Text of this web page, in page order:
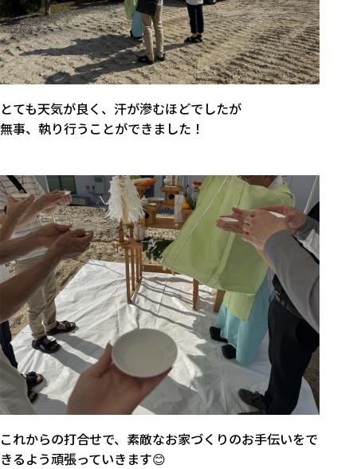
とても天気が良く、汗が滲むほどでしたが
無事、執り行うことができました！
これからの打合せで、素敵なお家づくりのお手伝いをで
きるよう頑張っていきます😊